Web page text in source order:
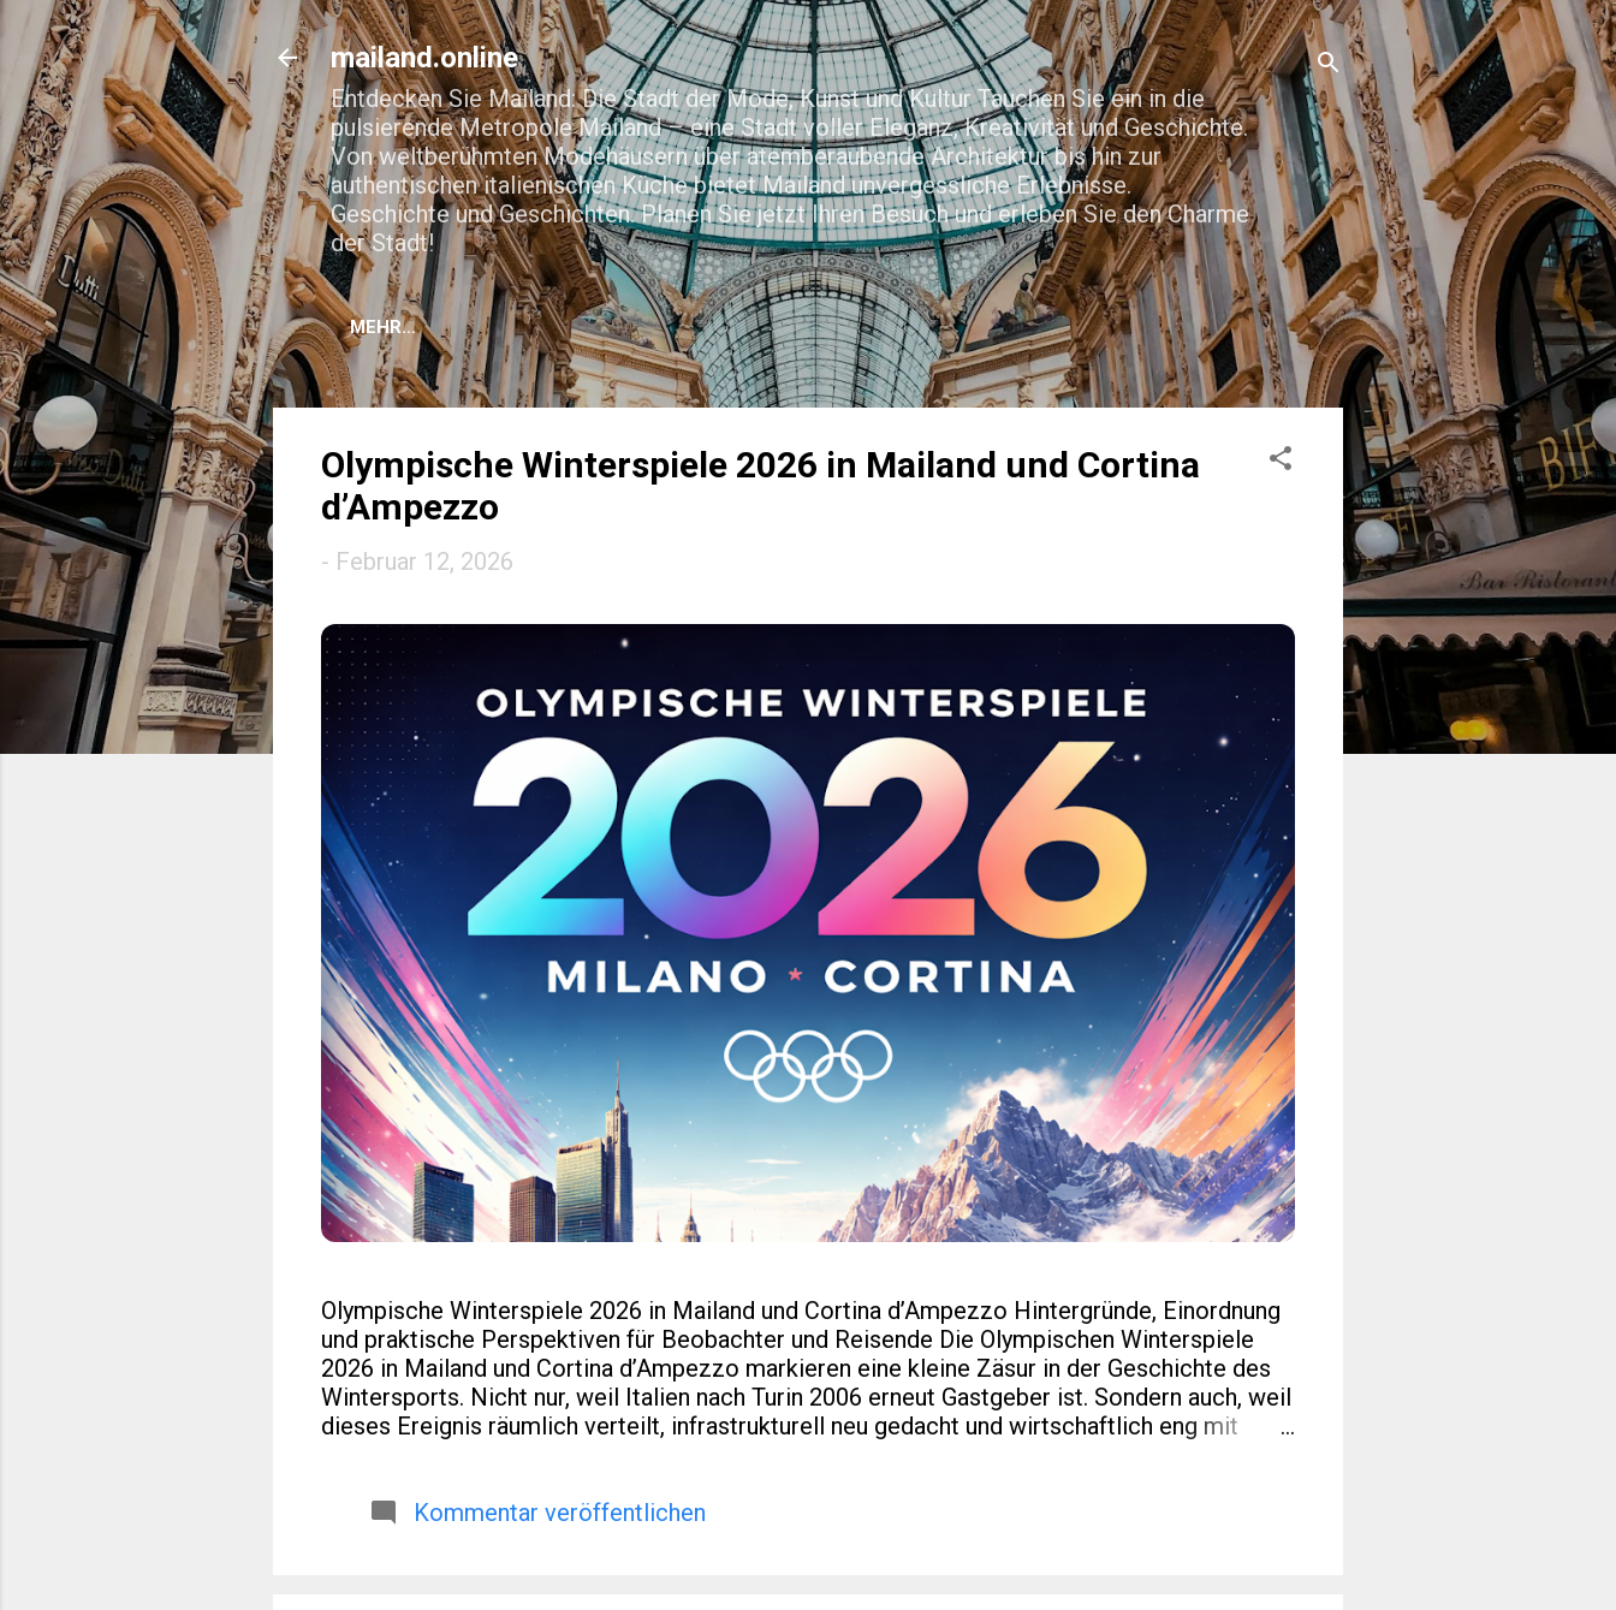
Direkt zum Hauptbereich
mailand.online
Entdecken Sie Mailand: Die Stadt der Mode, Kunst und Kultur Tauchen Sie ein in die
pulsierende Metropole Mailand – eine Stadt voller Eleganz, Kreativität und Geschichte.
Von weltberühmten Modehäusern über atemberaubende Architektur bis hin zur
authentischen italienischen Küche bietet Mailand unvergessliche Erlebnisse.
Geschichte und Geschichten. Planen Sie jetzt Ihren Besuch und erleben Sie den Charme
der Stadt!
MEHR…
Olympische Winterspiele 2026 in Mailand und Cortina
d’Ampezzo
- Februar 12, 2026
Olympische Winterspiele 2026 in Mailand und Cortina d’Ampezzo Hintergründe, Einordnung
und praktische Perspektiven für Beobachter und Reisende Die Olympischen Winterspiele
2026 in Mailand und Cortina d’Ampezzo markieren eine kleine Zäsur in der Geschichte des
Wintersports. Nicht nur, weil Italien nach Turin 2006 erneut Gastgeber ist. Sondern auch, weil
dieses Ereignis räumlich verteilt, infrastrukturell neu gedacht und wirtschaftlich eng mit
Medaillenlisten. Dieser Artikel ordnet ein: historisch, praktisch und mit Blick auf Zahlen, die
Kommentar veröffentlichen